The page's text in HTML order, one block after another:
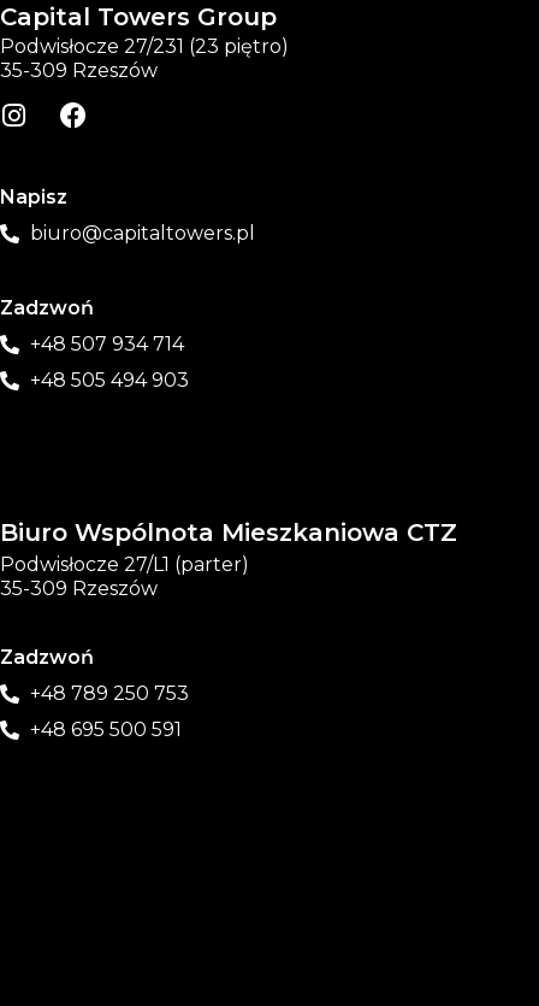
Capital Towers Group
Podwisłocze 27/231 (23 piętro)
35-309 Rzeszów
Napisz
biuro@capitaltowers.pl
Zadzwoń
+48 507 934 714
+48 505 494 903
Biuro Wspólnota Mieszkaniowa CTZ
Podwisłocze 27/L1 (parter)
35-309 Rzeszów
Zadzwoń
+48 789 250 753
+48 695 500 591